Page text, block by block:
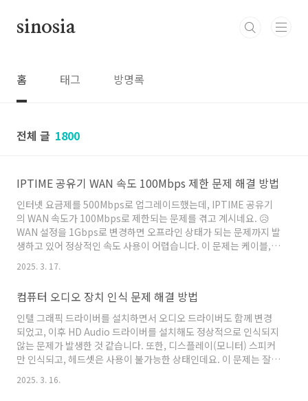
sinosia
홈 태그 방명록
전체 글 1800
IPTIME 공유기 WAN 속도 100Mbps 제한 문제 해결 방법
인터넷 요금제를 500Mbps로 업그레이드했는데, IPTIME 공유기
의 WAN 속도가 100Mbps로 제한되는 문제를 겪고 계시네요. 😥
WAN 설정을 1Gbps로 변경하면 오프라인 상태가 되는 문제까지 발
생하고 있어 정상적인 속도 사용이 어렵습니다. 이 문제는 케이블,
방법을 차례대로 확인해보세요! ✅1. 원인 분석 (왜 WAN 속도가
는 경우공유기와 모뎀(또는 인터넷 단자) 사이의 LAN 케이블이
CAT5(100Mbps 지원)일 경우, 자동으로 100Mbps로 제한됨
CAT5e 이상 (CAT6 추천) 케이블을 사용해야 1Gbps로 연결 가능
✅ 2) WAN 포트 또는 ..
2025. 3. 17.
컴퓨터 오디오 장치 인식 문제 해결 방법
인텔 그래픽 드라이버를 설치하면서 오디오 드라이버도 함께 변경
되었고, 이후 HD Audio 드라이버를 설치해도 정상적으로 인식되지
않는 문제가 발생한 것 같습니다. 또한, 디스플레이(모니터) 스피커
만 인식되고, 헤드셋은 사용이 불가능한 상태인데요. 이 문제는 잘못
로 인해 발생할 가능성이 큽니다. 아래 해결 방법을 하나씩 시도해
2025. 3. 16.